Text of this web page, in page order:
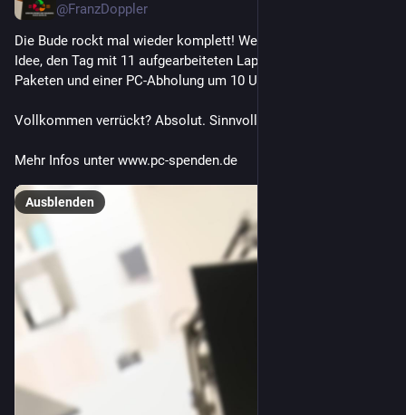
@FranzDoppler
Die Bude rockt mal wieder komplett! Wer sonst kommt auf die
Idee, den Tag mit 11 aufgearbeiteten Laptops, 3 versandten
Paketen und einer PC-Abholung um 10 Uhr zu starten?
Vollkommen verrückt? Absolut. Sinnvoll? Mega! 💪
Mehr Infos unter www.pc-spenden.de
Ausblenden